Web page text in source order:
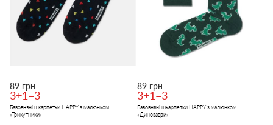
89 грн
3+1=3
Бавовняні шкарпетки HAPPY з малюнком
«Трикутники»
89 грн
3+1=3
Бавовняні шкарпетки HAPPY з малюнком
«Динозаври»